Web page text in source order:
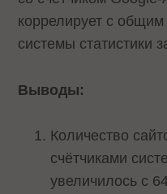
коррелирует с
системы статистики
Выводы:
Количество
счётчиками
увеличилось с